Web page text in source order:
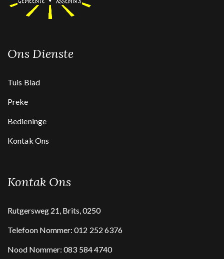
Ons Dienste
Tuis Blad
Preke
Bedieninge
Kontak Ons
Kontak Ons
Rutgersweg 21, Brits, 0250
Telefoon Nommer: 012 252 6376
Nood Nommer: 083 584 4740